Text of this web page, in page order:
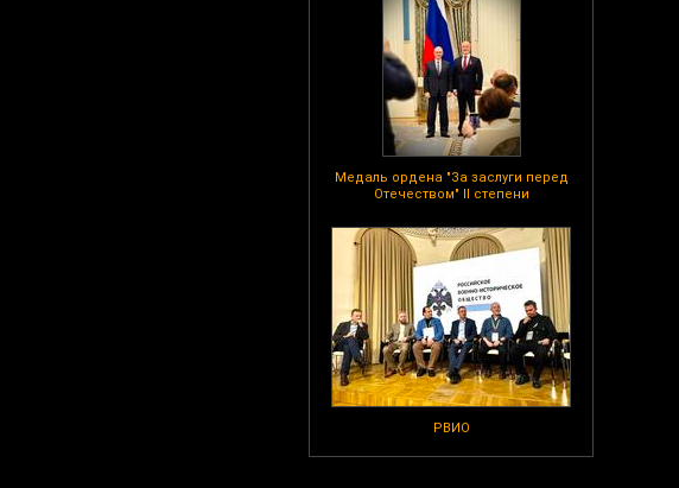
Медаль ордена "За заслуги перед
Отечеством" II степени
РВИО